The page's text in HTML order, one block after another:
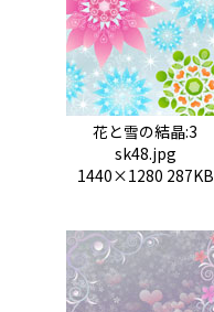
花と雪の結晶:3
sk48.jpg
1440×1280 287KB